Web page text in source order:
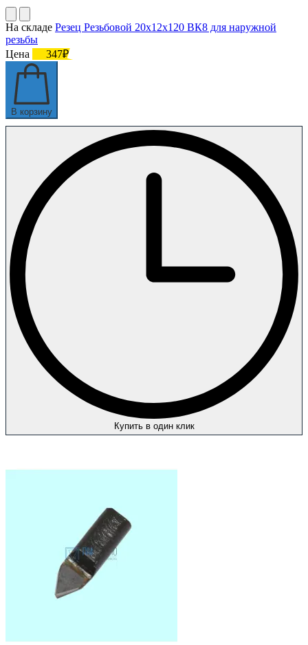
На складе Резец Резьбовой 20х12х120 ВК8 для наружной
резьбы
Цена
347₽
В корзину
Купить в один клик